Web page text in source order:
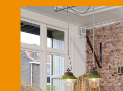
Betaalmethode
Verzending en bezorging